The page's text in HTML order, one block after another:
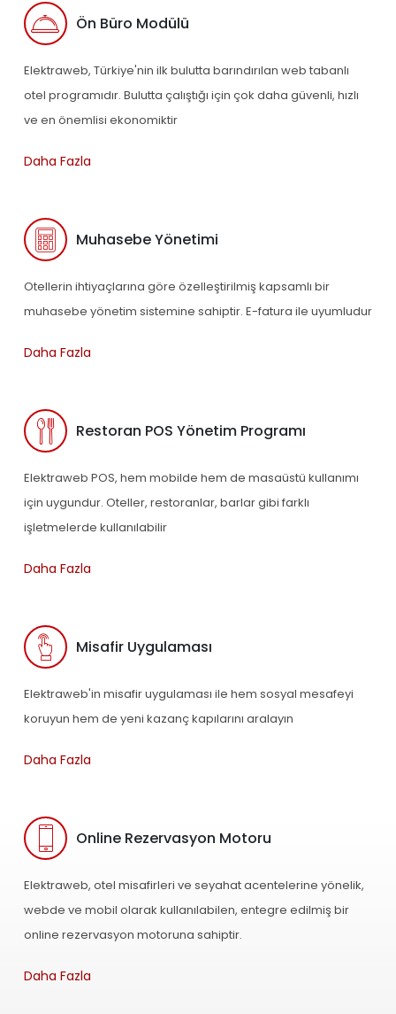
Ön Büro Modülü
Elektraweb, Türkiye'nin ilk bulutta barındırılan web tabanlı
otel programıdır. Bulutta çalıştığı için çok daha güvenli, hızlı
ve en önemlisi ekonomiktir
Daha Fazla
Muhasebe Yönetimi
Otellerin ihtiyaçlarına göre özelleştirilmiş kapsamlı bir
muhasebe yönetim sistemine sahiptir. E-fatura ile uyumludur
Daha Fazla
Restoran POS Yönetim Programı
Elektraweb POS, hem mobilde hem de masaüstü kullanımı
için uygundur. Oteller, restoranlar, barlar gibi farklı
işletmelerde kullanılabilir
Daha Fazla
Misafir Uygulaması
Elektraweb'in misafir uygulaması ile hem sosyal mesafeyi
koruyun hem de yeni kazanç kapılarını aralayın
Daha Fazla
Online Rezervasyon Motoru
Elektraweb, otel misafirleri ve seyahat acentelerine yönelik,
webde ve mobil olarak kullanılabilen, entegre edilmiş bir
online rezervasyon motoruna sahiptir.
Daha Fazla